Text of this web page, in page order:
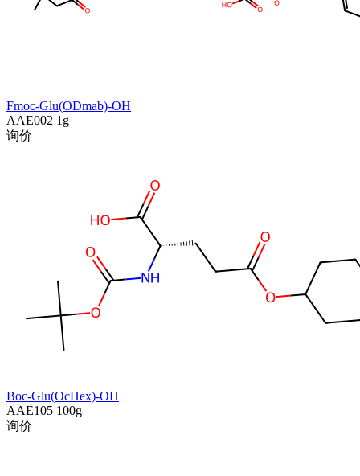
Fmoc-Glu(ODmab)-OH
AAE002 1g
询价
Boc-Glu(OcHex)-OH
AAE105 100g
询价